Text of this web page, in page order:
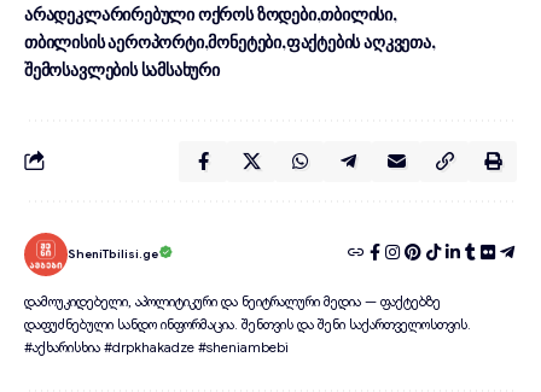
არადეკლარირებული ოქროს ზოდები თბილისი
თბილისის აეროპორტი მონეტები ფაქტების აღკვეთა
შემოსავლების სამსახური
SheniTbilisi.ge
დამოუკიდებელი, აპოლიტიკური და ნეიტრალური მედია — ფაქტებზე
დაფუძნებული სანდო ინფორმაცია. შენთვის და შენი საქართველოსთვის.
#აქხარისხია #drpkhakadze #sheniambebi